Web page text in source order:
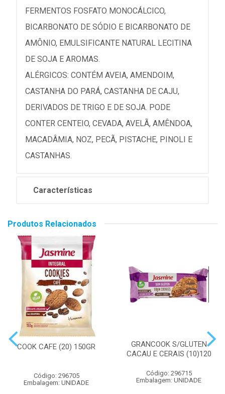
FERMENTOS FOSFATO MONOCÁLCICO,
BICARBONATO DE SÓDIO E BICARBONATO DE
AMÔNIO, EMULSIFICANTE NATURAL LECITINA
DE SOJA E AROMAS.
ALÉRGICOS: CONTÉM AVEIA, AMENDOIM,
CASTANHA DO PARÁ, CASTANHA DE CAJU,
DERIVADOS DE TRIGO E DE SOJA. PODE
CONTER CENTEIO, CEVADA, AVELÃ, AMÊNDOA,
MACADÂMIA, NOZ, PECÃ, PISTACHE, PINOLI E
CASTANHAS.
Características
Produtos Relacionados
COOK CAFE (20) 150GR
Código: 296705
Embalagem: UNIDADE
GRANCOOK S/GLUTEN
CACAU E CERAIS (10)120
Código: 296715
Embalagem: UNIDADE